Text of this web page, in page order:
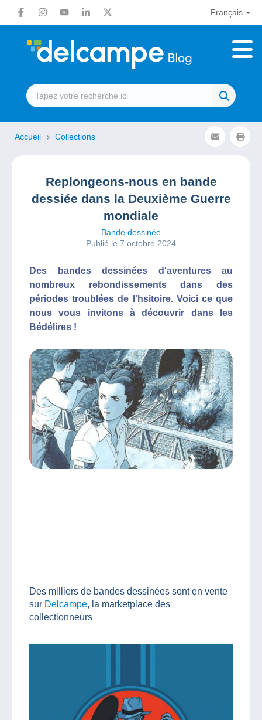
Français
Accueil Collections
Replongeons-nous en bande
dessiée dans la Deuxième Guerre
mondiale
Bande dessinée
Publié le 7 octobre 2024
Des bandes dessinées d'aventures au
nombreux rebondissements dans des
périodes troublées de l'hsitoire. Voici ce que
nous vous invitons à découvrir dans les
Bédélires !
Des milliers de bandes dessinées sont en vente
sur Delcampe, la marketplace des
collectionneurs